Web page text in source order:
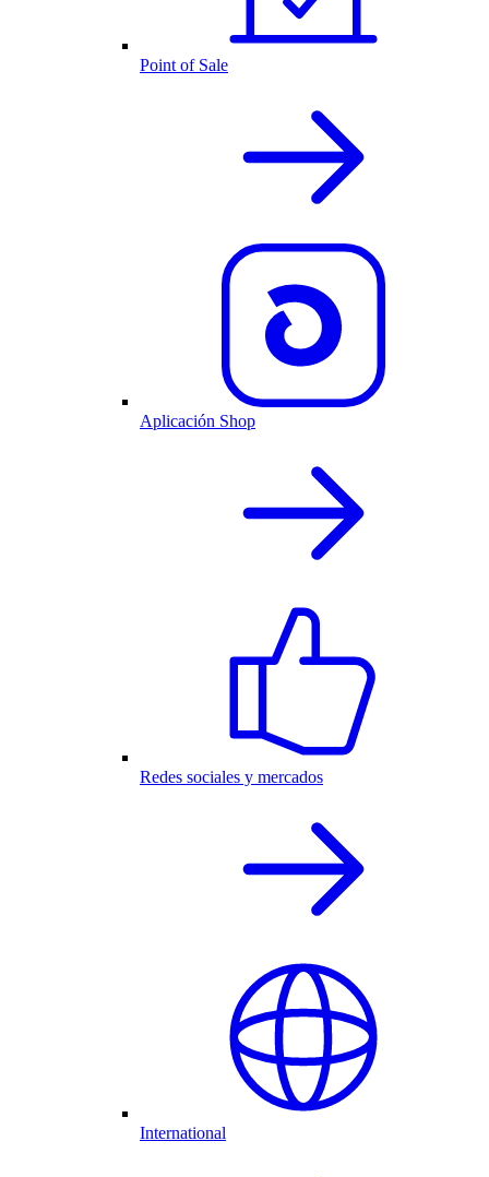
Point of Sale
Aplicación Shop
Redes sociales y mercados
International